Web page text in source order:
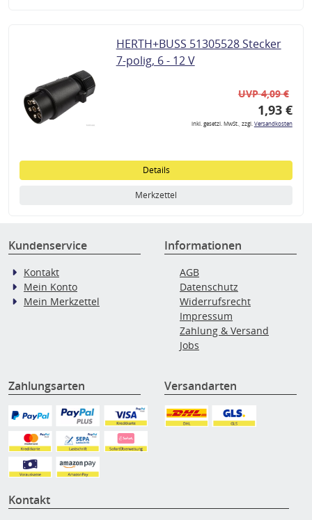
HERTH+BUSS 51305528 Stecker
7-polig, 6 - 12 V
UVP 4,09 €
1,93 €
inkl. gesetzl. MwSt., zzgl.Versandkosten
Details
Merkzettel
Kundenservice
Kontakt
Mein Konto
Mein Merkzettel
Informationen
AGB
Datenschutz
Widerrufsrecht
Impressum
Zahlung & Versand
Jobs
Zahlungsarten Versandarten
Kontakt